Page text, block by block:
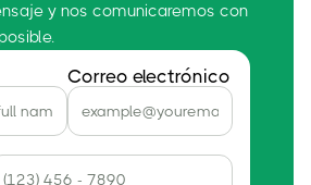
y nos comunicaremos con
Correo electrónico